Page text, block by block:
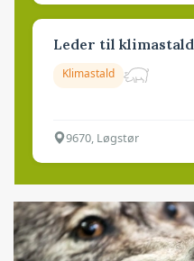
Leder til klimastald
Klimastald
9670, Løgstør